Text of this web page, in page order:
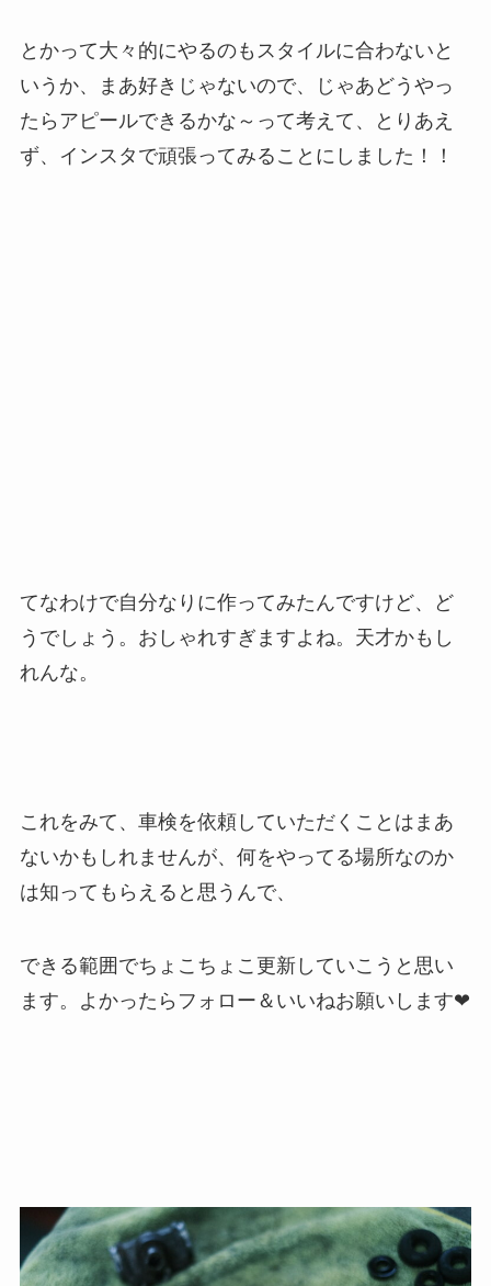
とかって大々的にやるのもスタイルに合わないと
いうか、まあ好きじゃないので、じゃあどうやっ
たらアピールできるかな～って考えて、とりあえ
ず、インスタで頑張ってみることにしました！！
てなわけで自分なりに作ってみたんですけど、ど
うでしょう。おしゃれすぎますよね。天才かもし
れんな。
これをみて、車検を依頼していただくことはまあ
ないかもしれませんが、何をやってる場所なのか
は知ってもらえると思うんで、
できる範囲でちょこちょこ更新していこうと思い
ます。よかったらフォロー＆いいねお願いします❤